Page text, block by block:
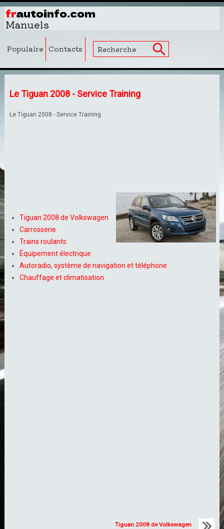
frautoinfo.com
Manuels
Populaire Contacts
Le Tiguan 2008 - Service Training
Le Tiguan 2008 - Service Training
Tiguan 2008 de Volkswagen
Carrosserie
Trains roulants
Équipement électrique
Autoradio, système de navigation et téléphone
Chauffage et climatisation
Tiguan 2008 de Volkswagen